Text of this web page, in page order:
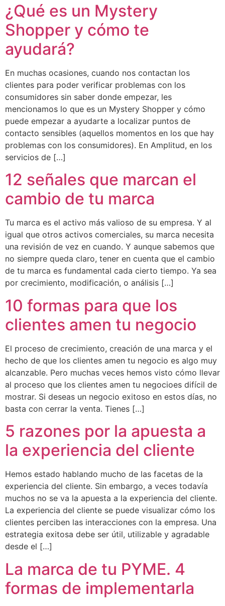
¿Qué es un Mystery
Shopper y cómo te
ayudará?
En muchas ocasiones, cuando nos contactan los
clientes para poder verificar problemas con los
consumidores sin saber donde empezar, les
mencionamos lo que es un Mystery Shopper y cómo
puede empezar a ayudarte a localizar puntos de
contacto sensibles (aquellos momentos en los que hay
problemas con los consumidores). En Amplitud, en los
servicios de […]
12 señales que marcan el
cambio de tu marca
Tu marca es el activo más valioso de su empresa. Y al
igual que otros activos comerciales, su marca necesita
una revisión de vez en cuando. Y aunque sabemos que
no siempre queda claro, tener en cuenta que el cambio
de tu marca es fundamental cada cierto tiempo. Ya sea
por crecimiento, modificación, o análisis […]
10 formas para que los
clientes amen tu negocio
El proceso de crecimiento, creación de una marca y el
hecho de que los clientes amen tu negocio es algo muy
alcanzable. Pero muchas veces hemos visto cómo llevar
al proceso que los clientes amen tu negocioes difícil de
mostrar. Si deseas un negocio exitoso en estos días, no
basta con cerrar la venta. Tienes […]
5 razones por la apuesta a
la experiencia del cliente
Hemos estado hablando mucho de las facetas de la
experiencia del cliente. Sin embargo, a veces todavía
muchos no se va la apuesta a la experiencia del cliente.
La experiencia del cliente se puede visualizar cómo los
clientes perciben las interacciones con la empresa. Una
estrategia exitosa debe ser útil, utilizable y agradable
desde el […]
La marca de tu PYME. 4
formas de implementarla